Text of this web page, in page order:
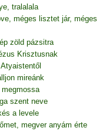
tralalala
méges lisztet jár, méges
zöld pázsitra
Krisztusnak
mireánk
szent neve
a levele
megver anyám érte